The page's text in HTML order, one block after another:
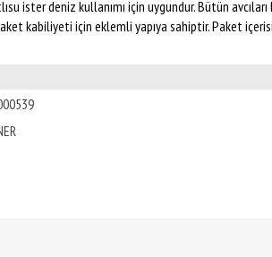
ister deniz kullanımı için uygundur. Bütün
kabiliyeti için eklemli yapıya sahiptir. Paket